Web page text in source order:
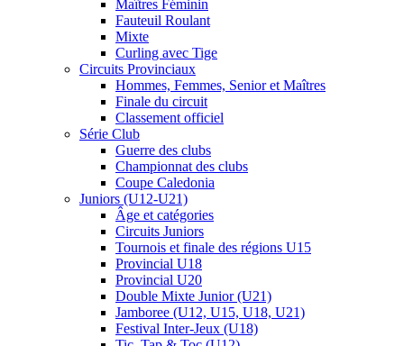
Maîtres Féminin
Fauteuil Roulant
Mixte
Curling avec Tige
Circuits Provinciaux
Hommes, Femmes, Senior et Maîtres
Finale du circuit
Classement officiel
Série Club
Guerre des clubs
Championnat des clubs
Coupe Caledonia
Juniors (U12-U21)
Âge et catégories
Circuits Juniors
Tournois et finale des régions U15
Provincial U18
Provincial U20
Double Mixte Junior (U21)
Jamboree (U12, U15, U18, U21)
Festival Inter-Jeux (U18)